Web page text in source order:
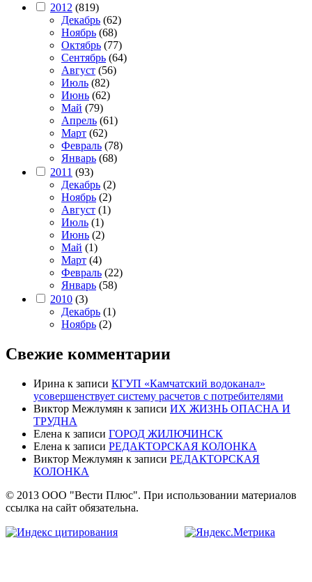
2012 (819)
Декабрь (62)
Ноябрь (68)
Октябрь (77)
Сентябрь (64)
Август (56)
Июль (82)
Июнь (62)
Май (79)
Апрель (61)
Март (62)
Февраль (78)
Январь (68)
2011 (93)
Декабрь (2)
Ноябрь (2)
Август (1)
Июль (1)
Июнь (2)
Май (1)
Март (4)
Февраль (22)
Январь (58)
2010 (3)
Декабрь (1)
Ноябрь (2)
Свежие комментарии
Ирина к записи КГУП «Камчатский водоканал»
усовершенствует систему расчетов с потребителями
Виктор Межлумян к записи ИХ ЖИЗНЬ ОПАСНА И
ТРУДНА
Елена к записи ГОРОД ЖИЛЮЧИНСК
Елена к записи РЕДАКТОРСКАЯ КОЛОНКА
Виктор Межлумян к записи РЕДАКТОРСКАЯ
КОЛОНКА
© 2013 ООО "Вести Плюс". При использовании материалов
ссылка на сайт обязательна.